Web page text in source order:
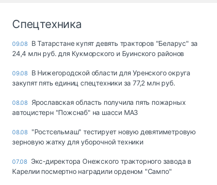
Спецтехника
09.08 В Татарстане купят девять тракторов "Беларус" за
24,4 млн руб. для Кукморского и Буинского районов
09.08 В Нижегородской области для Уренского округа
закупят пять единиц спецтехники за 77,2 млн руб.
08.08 Ярославская область получила пять пожарных
автоцистерн "Пожснаб" на шасси МАЗ
08.08 "Ростсельмаш" тестирует новую девятиметровую
зерновую жатку для уборочной техники
07.08 Экс-директора Онежского тракторного завода в
Карелии посмертно наградили орденом "Сампо"